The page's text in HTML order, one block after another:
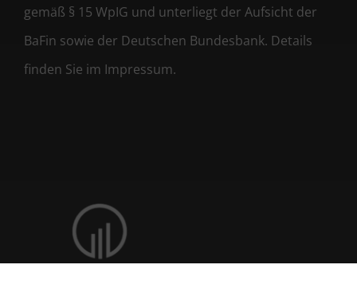
gemäß § 15 WpIG und unterliegt der Aufsicht der
BaFin sowie der Deutschen Bundesbank. Details
finden Sie im Impressum.